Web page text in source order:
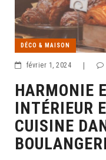
DÉCO & MAISON
février 1, 2024
HARMONIE
INTÉRIEUR
CUISINE